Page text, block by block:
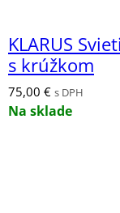
KLARUS
s krúžkom
75,00 € s DPH
Na sklade